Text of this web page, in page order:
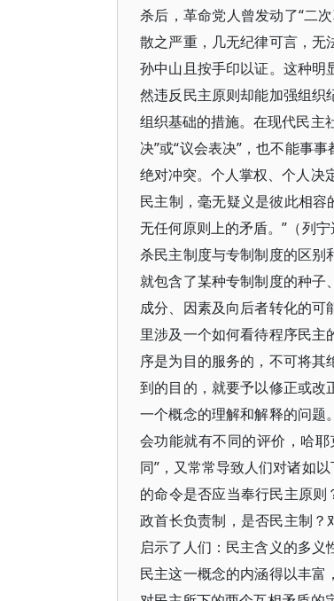
杀后，革命党人曾发动了“二
散之严重，几无纪律可言，无
孙中山且按手印以证。这种明
然违反民主原则却能加强组织
组织基础的措施。在现代民主
决”或“议会表决”，也不能事
绝对冲突。个人掌权、个人决
民主制，毫无疑义是彼此相
无任何原则上的矛盾。”（列
杀民主制度与专制制度的区别
就包含了某种专制制度的种子
成分、因素及向后者转化的
里涉及一个如何看待程序民
序是为目的服务的，不可将
到的目的，就要予以修正或改
一个概念的理解和解释的问题
会功能就有不同的评价，哈
同”，又常常导致人们对诸如
的命令是否应当奉行民主原
政首长负责制，是否民主制？
启示了人们：民主含义的多
民主这一概念的内涵得以丰富